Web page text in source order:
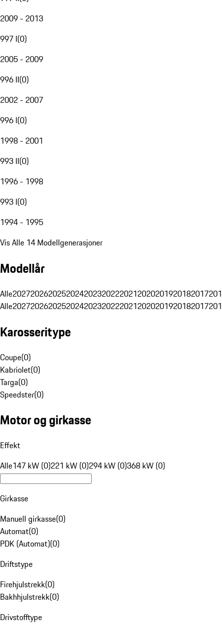
2009 - 2013
997 I(0)
2005 - 2009
996 II(0)
2002 - 2007
996 I(0)
1998 - 2001
993 II(0)
1996 - 1998
993 I(0)
1994 - 1995
Vis Alle 14 Modellgenerasjoner
Modellår
Alle20272026202520242023202220212020201920182017
Alle20272026202520242023202220212020201920182017
Karosseritype
Coupe(0)
Kabriolet(0)
Targa(0)
Speedster(0)
Motor og girkasse
Effekt
Alle147 kW (0)221 kW (0)294 kW (0)368 kW (0)
Girkasse
Manuell girkasse(0)
Automat(0)
PDK (Automat)(0)
Driftstype
Firehjulstrekk(0)
Bakhhjulstrekk(0)
Drivstofftype